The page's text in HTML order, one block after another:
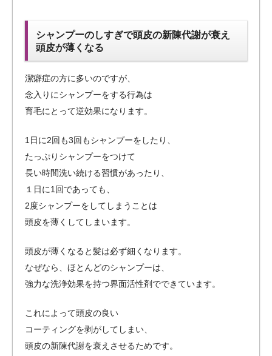
シャンプーのしすぎで頭皮の新陳代謝が衰え
頭皮が薄くなる
潔癖症の方に多いのですが、
念入りにシャンプーをする行為は
育毛にとって逆効果になります。
1日に2回も3回もシャンプーをしたり、
たっぷりシャンプーをつけて
長い時間洗い続ける習慣があったり、
１日に1回であっても、
2度シャンプーをしてしまうことは
頭皮を薄くしてしまいます。
頭皮が薄くなると髪は必ず細くなります。
なぜなら、ほとんどのシャンプーは、
強力な洗浄効果を持つ界面活性剤でできています。
これによって頭皮の良い
コーティングを剥がしてしまい、
頭皮の新陳代謝を衰えさせるためです。